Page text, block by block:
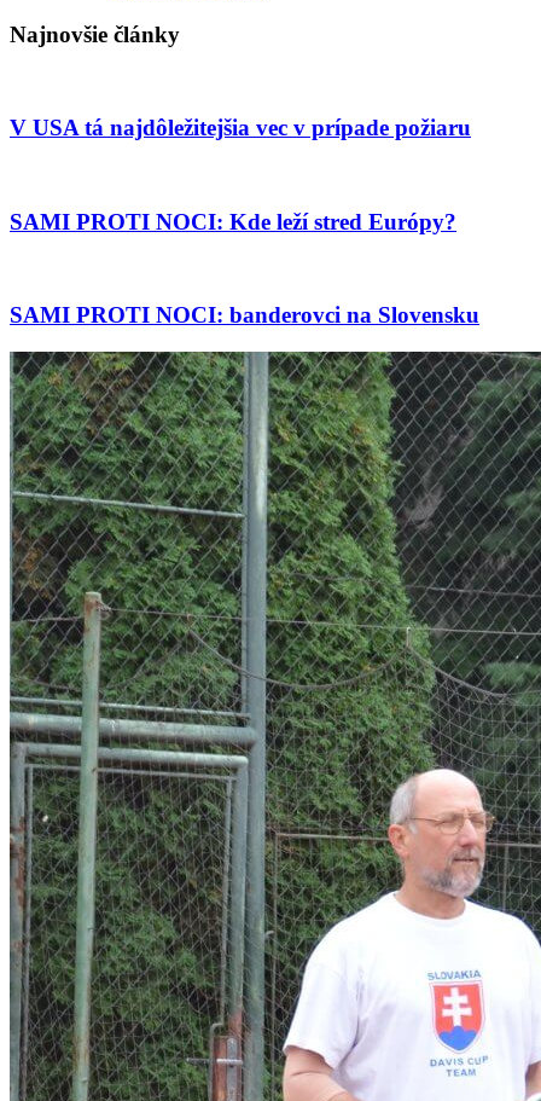
Najnovšie články
V USA tá najdôležitejšia vec v prípade požiaru
SAMI PROTI NOCI: Kde leží stred Európy?
SAMI PROTI NOCI: banderovci na Slovensku